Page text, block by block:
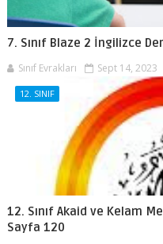
7. Sınıf Blaze 2 İngilizce
Sınıf Evrakları Sept 14, 2023
12. SINIF
12. Sınıf Akaid ve Kelam
Sayfa 120